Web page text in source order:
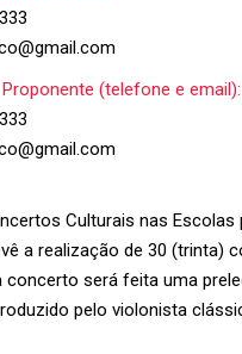
(telefone e email):
Culturais nas
a realização de 30 (trinta)
concerto será feita uma
pelo violonista